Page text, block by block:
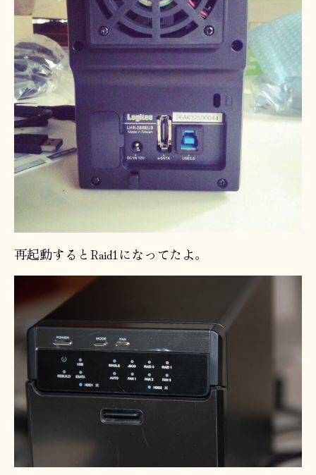
再起動するとRaid1になってたよ。